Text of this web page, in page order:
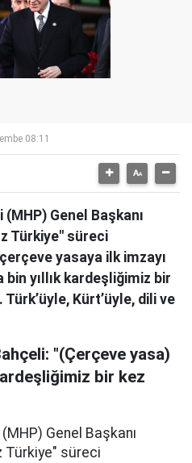
08:11
Genel Başkanı
Türkiye" süreci
yasaya ilk imzayı
bin yıllık kardeşliğimiz bir
Kürt’üyle, dili ve
"(Çerçeve yasa)
bir kez
Genel Başkanı
Türkiye" süreci